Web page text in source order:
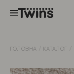
ГОЛОВНА КАТАЛОГ